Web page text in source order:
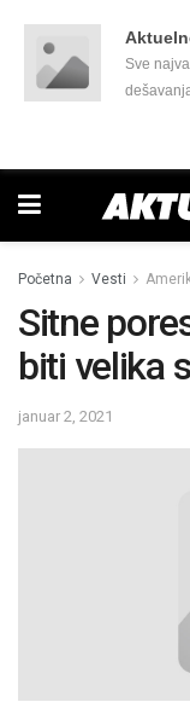
Sve
još
Početna Vesti
Sitne
biti velika
januar 2, 2021